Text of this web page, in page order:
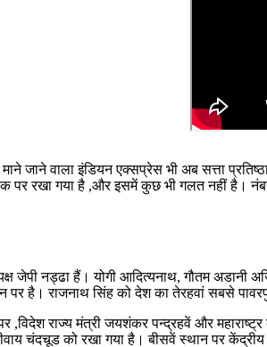
जाने वाला इंडियन एक्सप्रेस भी अब सत्ता
एक पर रखा गया है ,और इसमें कुछ भी गलत नहीं है।
जेपी नड्ढा हैं। योगी आदित्यनाथ, गौतम अडानी
पर है। राजनाथ सिंह को देश का तेरहवां सबसे
,विदेश राज्य मंत्री जयशंकर पन्द्रहवें और
चंदचूड को रखा गया है। बीसवें स्थान पर